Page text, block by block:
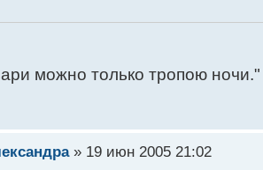
можно только тропою ночи."
» 19 июн 2005 21:02